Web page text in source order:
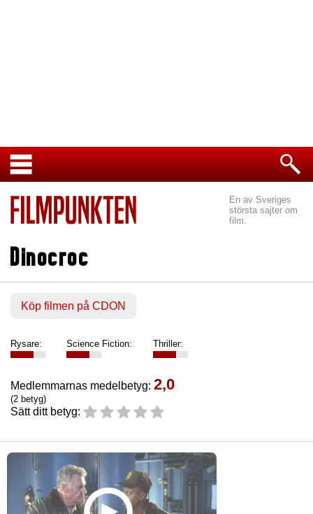
En av Sveriges
största sajter om
film.
Dinocroc
Köp filmen på CDON
Rysare: Science Fiction: Thriller:
Medlemmarnas medelbetyg: 2,0
(2 betyg)
Sätt ditt betyg: